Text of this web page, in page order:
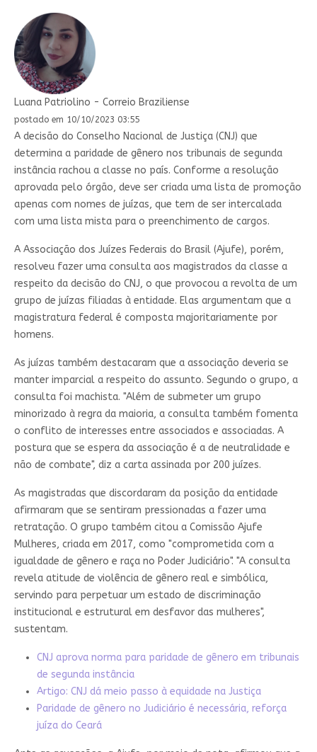
Luana Patriolino - Correio Braziliense
postado em 10/10/2023 03:55
A decisão do Conselho Nacional de Justiça (CNJ) que
determina a paridade de gênero nos tribunais de segunda
instância rachou a classe no país. Conforme a resolução
aprovada pelo órgão, deve ser criada uma lista de promoção
apenas com nomes de juízas, que tem de ser intercalada
com uma lista mista para o preenchimento de cargos.
A Associação dos Juízes Federais do Brasil (Ajufe), porém,
resolveu fazer uma consulta aos magistrados da classe a
respeito da decisão do CNJ, o que provocou a revolta de um
grupo de juízas filiadas à entidade. Elas argumentam que a
magistratura federal é composta majoritariamente por
homens.
As juízas também destacaram que a associação deveria se
manter imparcial a respeito do assunto. Segundo o grupo, a
consulta foi machista. "Além de submeter um grupo
minorizado à regra da maioria, a consulta também fomenta
o conflito de interesses entre associados e associadas. A
postura que se espera da associação é a de neutralidade e
não de combate", diz a carta assinada por 200 juízes.
As magistradas que discordaram da posição da entidade
afirmaram que se sentiram pressionadas a fazer uma
retratação. O grupo também citou a Comissão Ajufe
Mulheres, criada em 2017, como "comprometida com a
igualdade de gênero e raça no Poder Judiciário". "A consulta
revela atitude de violência de gênero real e simbólica,
servindo para perpetuar um estado de discriminação
institucional e estrutural em desfavor das mulheres",
sustentam.
CNJ aprova norma para paridade de gênero em tribunais
de segunda instância
Artigo: CNJ dá meio passo à equidade na Justiça
Paridade de gênero no Judiciário é necessária, reforça
juíza do Ceará